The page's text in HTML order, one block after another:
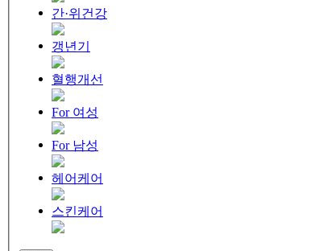
간·위건강
갱년기
혈행개선
For 여성
For 남성
헤어케어
스킨케어